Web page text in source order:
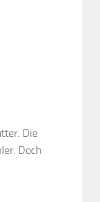
Die
Doch